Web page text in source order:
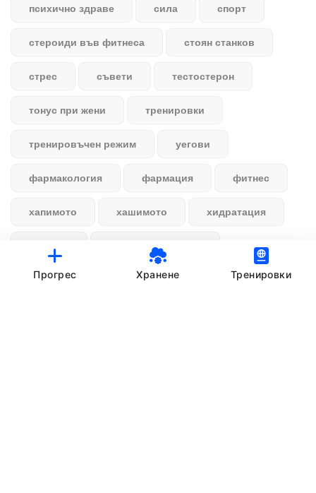
психично здраве сила спорт
стероиди във фитнеса стоян станков
стрес съвети тестостерон
тонус при жени тренировки
тренировъчен режим уегови
фармакология фармация фитнес
хапимото хашимото хидратация
хранене хранителен режим
Прогрес Хранене Тренировки